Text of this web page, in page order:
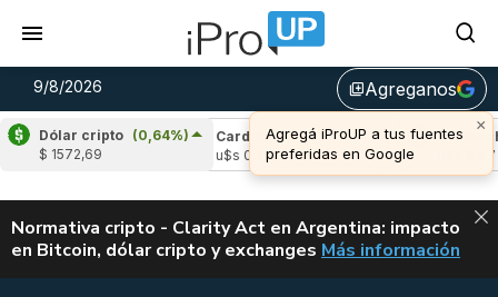
9/8/2026 library_addAgreganos
×
Agregá iProUP a tus fuentes
preferidas en Google
Dólar cripto (0,64%)
$ 1572,69
(-0,18%)
Cardano
(-1,63%)
u$s 0,20
Avalanche
u$s 6,47
ALERTA
Normativa cripto - Clarity Act en Argentina: impacto
en Bitcoin, dólar cripto y exchanges CLARITY ACT EN
Más información